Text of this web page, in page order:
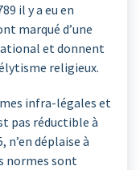
il y a eu en
marqué d’une
et donnent
religieux.
infra-légales et
pas réductible à
déplaise à
normes sont